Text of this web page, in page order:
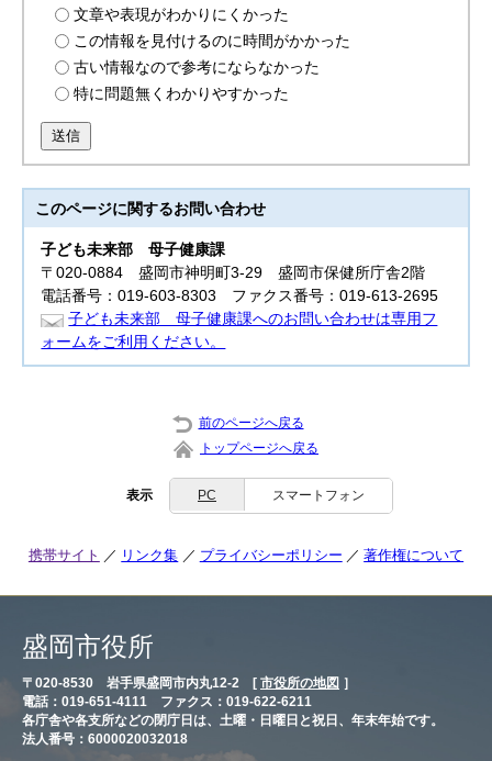
文章や表現がわかりにくかった
この情報を見付けるのに時間がかかった
古い情報なので参考にならなかった
特に問題無くわかりやすかった
送信
このページに関するお問い合わせ
子ども未来部母子健康課
〒020-0884 盛岡市神明町3-29 盛岡市保健所庁舎2階
電話番号：019-603-8303 ファクス番号：019-613-2695
子ども未来部 母子健康課へのお問い合わせは専用フ
ォームをご利用ください。
前のページへ戻る
トップページへ戻る
表示 PC スマートフォン
携帯サイト リンク集 プライバシーポリシー 著作権について
盛岡市役所
〒020-8530 岩手県盛岡市内丸12-2 [ 市役所の地図 ］
電話：019-651-4111 ファクス：019-622-6211
各庁舎や各支所などの閉庁日は、土曜・日曜日と祝日、年末年始です。
法人番号：6000020032018